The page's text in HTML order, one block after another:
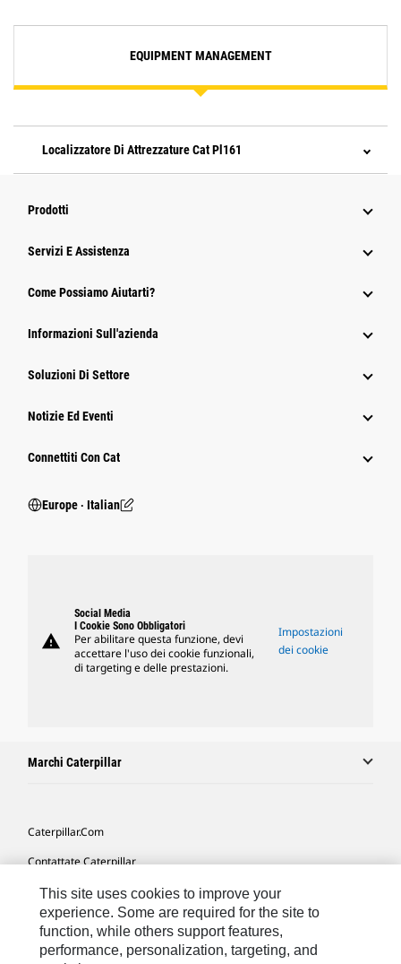
EQUIPMENT MANAGEMENT
Localizzatore Di Attrezzature Cat Pl161
Prodotti
Servizi E Assistenza
Come Possiamo Aiutarti?
Informazioni Sull'azienda
Soluzioni Di Settore
Notizie Ed Eventi
Connettiti Con Cat
Europe ‧ Italian
warning
Social Media
I Cookie Sono Obbligatori
Per abilitare questa funzione, devi
accettare l'uso dei cookie funzionali,
di targeting e delle prestazioni.
Impostazioni
dei cookie
Marchi Caterpillar
Caterpillar.com
Contattate Caterpillar
Le Mie Preferenze Di Marketing
Mappa Del Sito
Cookie Settings
This site uses cookies to improve your
experience. Some are required for the site to
function, while others support features,
performance, personalization, targeting, and